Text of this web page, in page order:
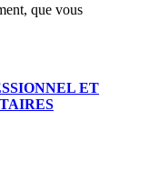
que vous
ET